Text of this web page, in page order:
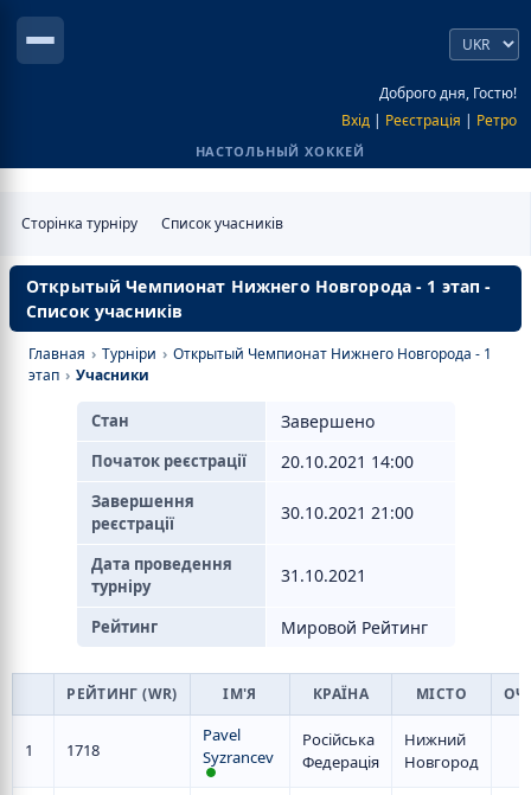
Доброго дня, Гостю!
Вхід | Реєстрація | Ретро
НАСТОЛЬНЫЙ ХОККЕЙ
Сторінка турніру Список учасників
Открытый Чемпионат Нижнего Новгорода - 1 этап -
Список учасників
Главная › Турніри › Открытый Чемпионат Нижнего Новгорода - 1
этап › Учасники
Стан Завершено
Початок реєстрації 20.10.2021 14:00
Завершення
реєстрації
30.10.2021 21:00
Дата проведення
турніру
31.10.2021
Рейтинг Мировой Рейтинг
РЕЙТИНГ (WR) ІМ'Я КРАЇНА МІСТО
1 1718
Pavel
Syzrancev
Російська
Федерація
Нижний
Новгород